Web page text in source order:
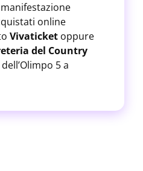
online
Vivaticketoppure
del Country
5 a